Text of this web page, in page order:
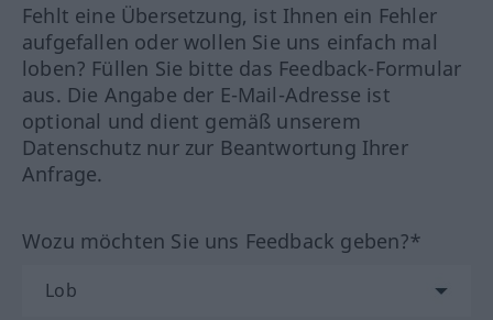
Fehlt eine Übersetzung, ist Ihnen ein Fehler
aufgefallen oder wollen Sie uns einfach mal
loben? Füllen Sie bitte das Feedback-Formular
aus. Die Angabe der E-Mail-Adresse ist
optional und dient gemäß unserem
Datenschutz nur zur Beantwortung Ihrer
Anfrage.
Wozu möchten Sie uns Feedback geben?*